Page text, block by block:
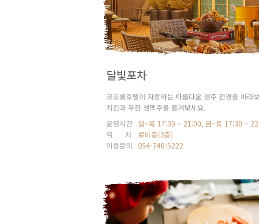
달빛포차
코오롱호텔이 자랑하는 아름다운 경주 전경을 바라
치킨과 무한 생맥주를 즐겨보세요.
운영시간 일~목 17:30 ~ 21:00, 금~토 17:30 ~
위 치
로비층(3층)
이용문의
054-740-5222